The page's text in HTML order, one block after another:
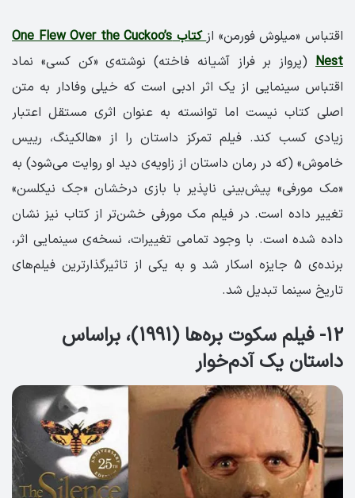
اقتباس «میلوش فورمن» از
کتاب One Flew Over the Cuckoo’s
Nest (پرواز بر فراز آشیانه فاخته) نوشته‌ی «کن کسی» نماد
اقتباس سینمایی از یک اثر ادبی است که خیلی وفادار به متن
اصلی کتاب نیست اما توانسته به عنوان اثری مستقل اعتبار
زیادی کسب کند. فیلم تمرکز داستان را از «هالکینگ، رییس
خاموش» (که در رمان داستان از زاویه‌ی دید او روایت می‌شود) به
«مک مورفی» پیش‌بینی ناپذیر با بازی درخشان «جک نیکلسن»
تغییر داده است. در فیلم مک مورفی خشن‌تر از کتاب نیز نشان
داده شده است. با وجود تمامی تغییرات، نسخه‌ی سینمایی اثر،
برنده‌ی 5 جایزه اسکار شد و به یکی از تاثیرگذارترین فیلم‌های
تاریخ سینما تبدیل شد.
12- فیلم سکوت بره‌ها (1991)، براساس
داستان یک آدم‌خوار